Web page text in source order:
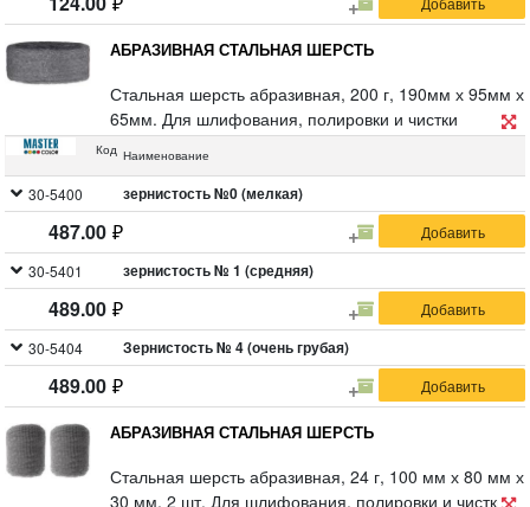
АБРАЗИВНАЯ СТАЛЬНАЯ ШЕРСТЬ
Стальная шерсть абразивная, 200 г, 190мм х 95мм х
65мм. Для шлифования, полировки и чистки
поверхности. Альтернатива шлифовальной бумаги.
деревянных поверхностей до блеска. Для
подготовки поверхности перед нанесением воска
или масла. Для чистки инструментов точной
настройки.
№1 - Подготавливает деревянную поверхность для
первичной грунтовки. Подходит для чистки фитингов
и труб из меди.
№4 - Для удаления краски, для удаления дефектов
с плитки, для удаления дефектов при травлении
Код Наименование
30-5400 зернистость №0 (мелкая)
487.00
30-5401 зернистость № 1 (средняя)
489.00
30-5404 Зернистость № 4 (очень грубая)
489.00
АБРАЗИВНАЯ СТАЛЬНАЯ ШЕРСТЬ
Стальная шерсть абразивная, 24 г, 100 мм х 80 мм х
30 мм, 2 шт. Для шлифования, полировки и чистки